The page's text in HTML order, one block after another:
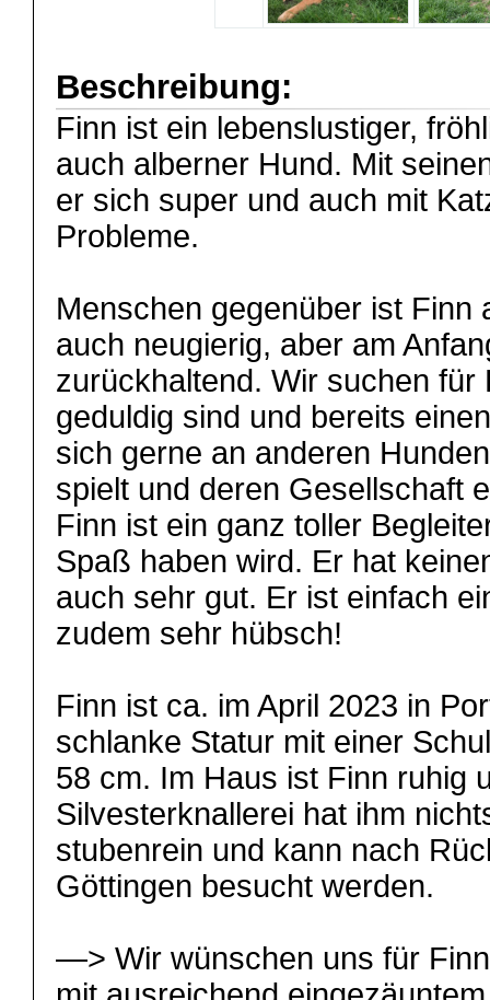
Beschreibung:
Finn ist ein lebenslustiger,
auch alberner Hund. Mit
er sich super und auch mit
Probleme.
Menschen gegenüber ist Finn
auch neugierig, aber am
zurückhaltend. Wir suchen für
geduldig sind und bereits
sich gerne an anderen
spielt und deren Gesellschaft
Finn ist ein ganz toller
Spaß haben wird. Er hat
auch sehr gut. Er ist einfach
zudem sehr hübsch!
Finn ist ca. im April 2023 in
schlanke Statur mit einer
58 cm. Im Haus ist Finn ruhig
Silvesterknallerei hat ihm
stubenrein und kann nach
Göttingen besucht werden.
—> Wir wünschen uns für